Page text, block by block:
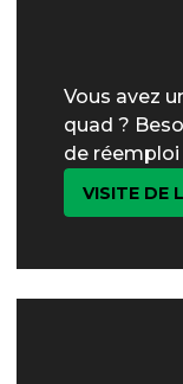
Vous avez
quad ?
de réemploi
VISITE DE